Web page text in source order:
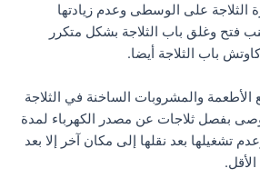
الثلاجة على الوسطى وعدم زيادتها
فتح وغلق باب الثلاجة بشكل متكرر
باب الثلاجة أيضا.
والمشروبات الساخنة في الثلاجة
بفصل ثلاجات عن مصدر الكهرباء لمدة
كل ١٠ أيام، وعدم تشغيلها بعد نقلها إلى مكان آخر إلا بعد